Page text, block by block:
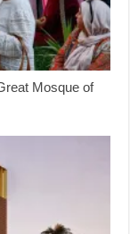
Mosque of